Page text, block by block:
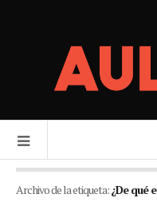
Archivo de la etiqueta:¿De qué